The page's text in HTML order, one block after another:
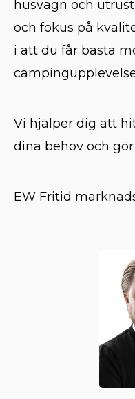
husvagn och
och fokus på
i att du får bästa
Vi hjälper dig att
dina behov och
EW Fritid